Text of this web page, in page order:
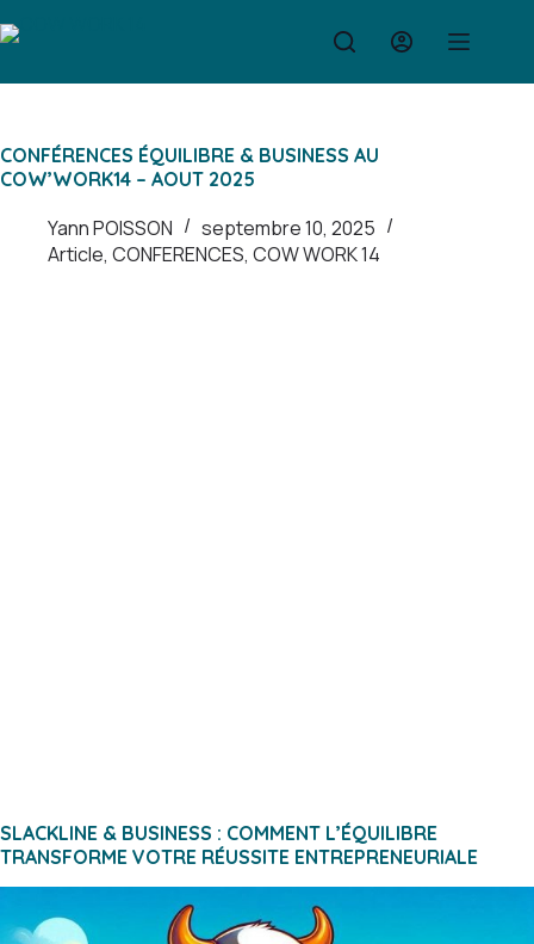
au
CONFÉRENCES ÉQUILIBRE & BUSINESS AU
COW’WORK14 – AOUT 2025
Yann POISSON
septembre 10, 2025
Article, CONFERENCES, COW WORK 14
SLACKLINE & BUSINESS : COMMENT L’ÉQUILIBRE
TRANSFORME VOTRE RÉUSSITE ENTREPRENEURIALE